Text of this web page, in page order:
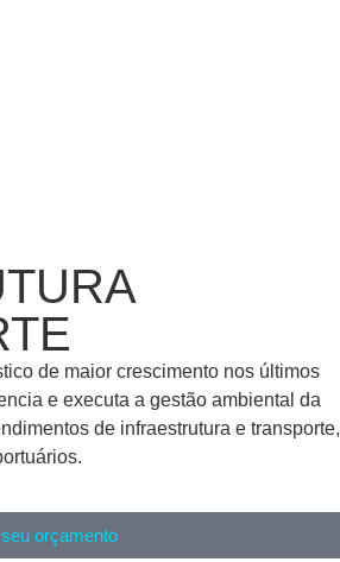
de maior crescimento nos últimos
e executa a gestão ambiental da
de infraestrutura e transporte,
orçamento